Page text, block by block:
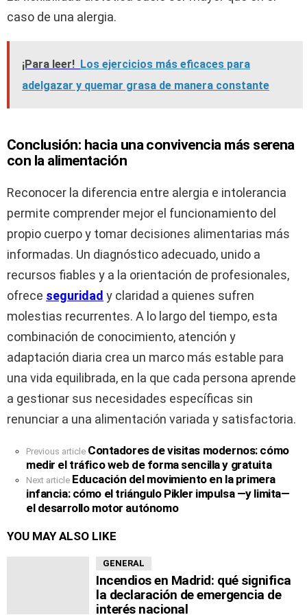
caso de una alergia.
¡Para leer! Los ejercicios más eficaces para
adelgazar y quemar grasa de manera constante
Conclusión: hacia una convivencia más serena
con la alimentación
Reconocer la diferencia entre alergia e intolerancia
permite comprender mejor el funcionamiento del
propio cuerpo y tomar decisiones alimentarias más
informadas. Un diagnóstico adecuado, unido a
recursos fiables y a la orientación de profesionales,
ofrece seguridad y claridad a quienes sufren
molestias recurrentes. A lo largo del tiempo, esta
combinación de conocimiento, atención y
adaptación diaria crea un marco más estable para
una vida equilibrada, en la que cada persona aprende
a gestionar sus necesidades específicas sin
renunciar a una alimentación variada y satisfactoria.
See
more
Previous article Contadores de visitas modernos: cómo
medir el tráfico web de forma sencilla y gratuita
Next article Educación del movimiento en la primera
infancia: cómo el triángulo Pikler impulsa —y limita—
el desarrollo motor autónomo
YOU MAY ALSO LIKE
GENERAL
Incendios en Madrid: qué significa
la declaración de emergencia de
interés nacional